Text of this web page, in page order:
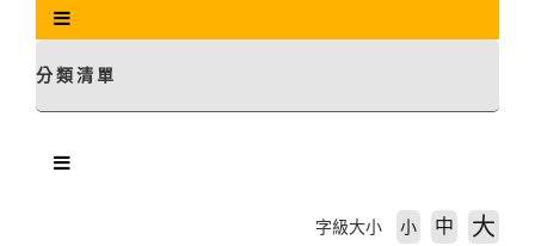
分類清單
字級大小 小 中 大